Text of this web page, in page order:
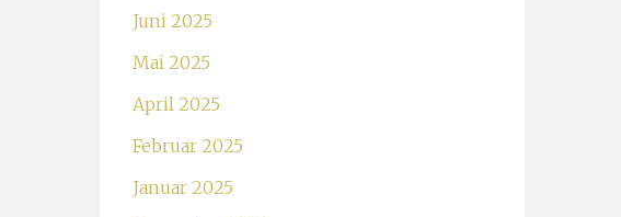
Juni 2025
Mai 2025
April 2025
Februar 2025
Januar 2025